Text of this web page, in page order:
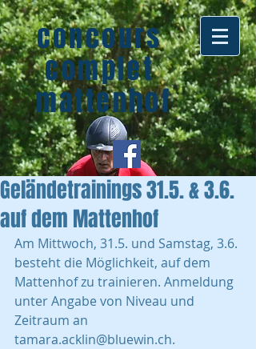
concours
complet
mattenhof
Geländetrainings 31.5. & 3.6.
auf dem Mattenhof
Am Mittwoch, 31.5. und Samstag, 3.6.
besteht die Möglichkeit, auf dem
Mattenhof zu trainieren. Anmeldung
unter Angabe von Niveau und
Zeitraum an
tamara.acklin@bluewin.ch.